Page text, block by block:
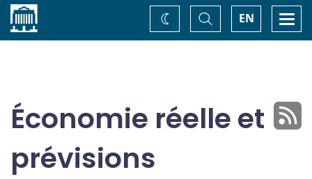
Accueil EN
Basculer
la
recherche
Changez
de
Économie réelle et
prévisions